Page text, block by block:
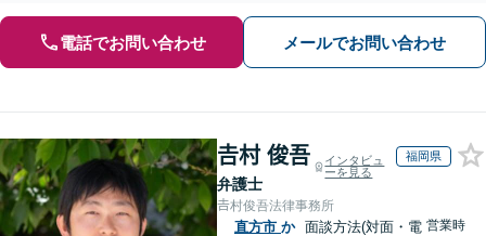
電話でお問い合わせ メールでお問い合わせ
𠮷村 俊吾
弁護士
インタビュ
ーを見る
福岡県
𠮷村俊吾法律事務所
直方市 か 面談方法(対面・電 営業時